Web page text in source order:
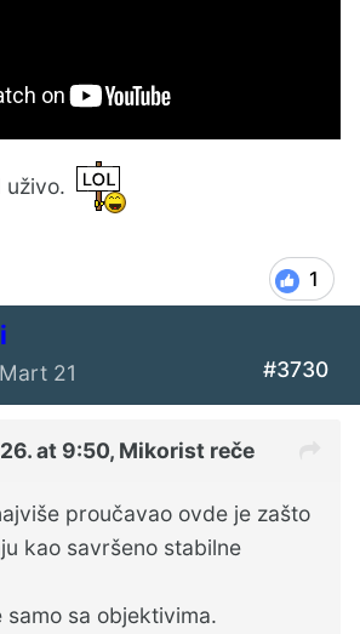
uživo.
1
Mart 21 #3730
at 9:50, Mikorist reče
proučavao ovde je zašto
kao savršeno stabilne
samo sa objektivima.